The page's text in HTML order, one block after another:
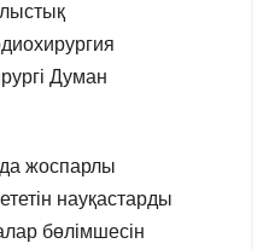
Думан
жоспарлы
науқастарды
бөлімшесін